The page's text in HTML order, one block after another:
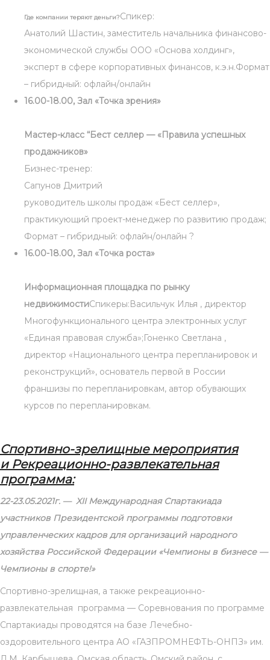
Где компании теряют деньги?Спикер:
Анатолий Шастин, заместитель начальника финансово-
экономической службы ООО «Основа холдинг»,
эксперт в сфере корпоративных финансов, к.э.н.Формат
– гибридный: офлайн/онлайн
16.00-18.00, Зал «Точка зрения»
Мастер-класс “Бест селлер — «Правила успешных
продажников»
Бизнес-тренер:
Сапунов Дмитрий
руководитель школы продаж «Бест селлер»,
практикующий проект-менеджер по развитию продаж;
Формат – гибридный: офлайн/онлайн ?
16.00-18.00, Зал «Точка роста»
Информационная площадка по рынку
недвижимостиСпикеры:Васильчук Илья , директор
Многофункционального центра электронных услуг
«Единая правовая служба»;Гоненко Светлана ,
директор «Национального центра перепланировок и
реконструкций», основатель первой в России
франшизы по перепланировкам, автор обувающих
курсов по перепланировкам.
Спортивно-зрелищные мероприятия
и Рекреационно-развлекательная
программа:
22-23.05.2021г. — XII Международная Спартакиада
участников Президентской программы подготовки
управленческих кадров для организаций народного
хозяйства Российской Федерации «Чемпионы в бизнесе —
Чемпионы в спорте!»
Спортивно-зрелищная, а также рекреационно-
развлекательная программа — Соревнования по программе
Спартакиады проводятся на базе Лечебно-
оздоровительного центра АО «ГАЗПРОМНЕФТЬ-ОНПЗ» им.